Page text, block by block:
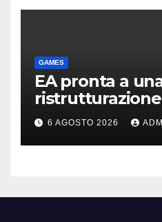
GAMES
EA pronta a
licenziamenti)
alla Borsa?
6 AGOSTO 2026